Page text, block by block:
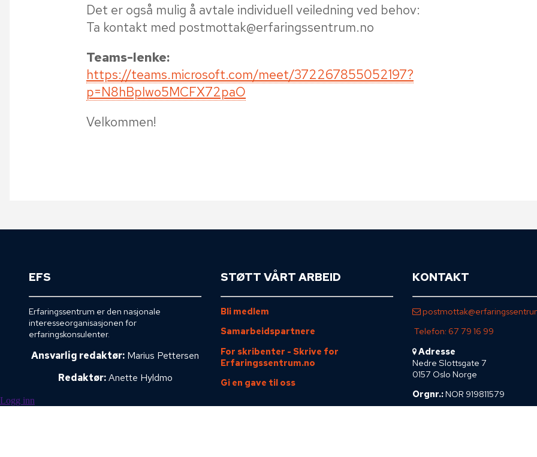
Det er også mulig å avtale individuell veiledning ved behov:
Ta kontakt med postmottak@erfaringssentrum.no
Teams-lenke:
https://teams.microsoft.com/meet/372267855052197?
p=N8hBpIwo5MCFX72paO
Velkommen!
EFS
Erfaringssentrum er den nasjonale
interesseorganisasjonen for
erfaringskonsulenter.
Ansvarlig redaktør: Marius Pettersen
Redaktør:Anette Hyldmo
STØTT VÅRT ARBEID
Bli medlem
Samarbeidspartnere
For skribenter - Skrive for
Erfaringssentrum.no
Gi en gave til oss
KONTAKT
Telefon: 67 79 16 99
Adresse
Nedre Slottsgate 7
0157 Oslo Norge
Orgnr.:NOR 919811579
Logg inn